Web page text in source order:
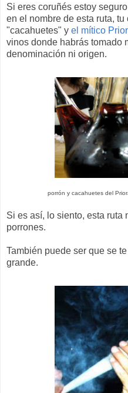
Si eres coruñés estoy
en el nombre de esta ruta,
"cacahuetes" y el mítico
vinos donde habrás tomado
denominación ni origen.
porrón y cacahuetes del
Si es así, lo siento, esta ruta
porrones.
También puede ser que se
grande.